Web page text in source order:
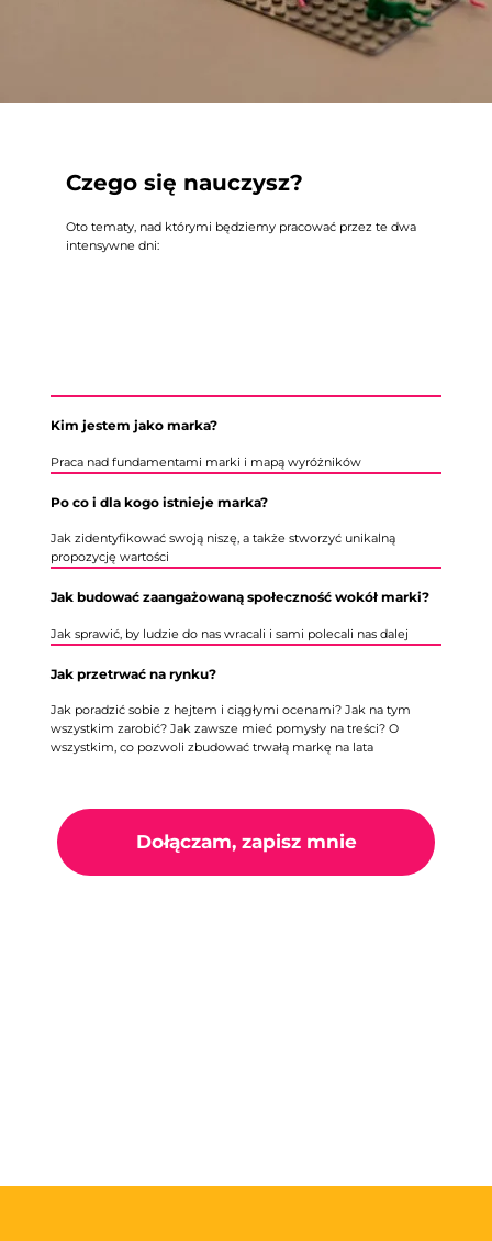
Czego się nauczysz?
Oto tematy, nad którymi będziemy pracować przez te dwa
intensywne dni:
Kim jestem jako marka?
Praca nad fundamentami marki i mapą wyróżników
Po co i dla kogo istnieje marka?
Jak zidentyfikować swoją niszę, a także stworzyć unikalną
propozycję wartości
Jak budować zaangażowaną społeczność wokół marki?
Jak sprawić, by ludzie do nas wracali i sami polecali nas dalej
Jak przetrwać na rynku?
Jak poradzić sobie z hejtem i ciągłymi ocenami? Jak na tym
wszystkim zarobić? Jak zawsze mieć pomysły na treści? O
wszystkim, co pozwoli zbudować trwałą markę na lata
Dołączam, zapisz mnie